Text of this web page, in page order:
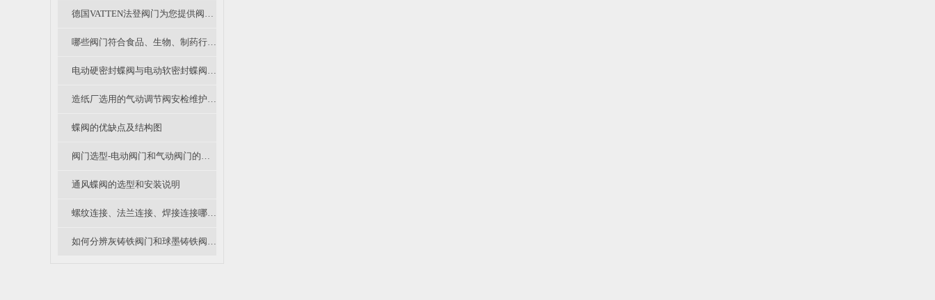
德国VATTEN法登阀门为您提供阀门采购时的注意事项
哪些阀门符合食品、生物、制药行业中卫生级阀门的要求？
电动硬密封蝶阀与电动软密封蝶阀的区别在哪里？
造纸厂选用的气动调节阀安检维护要主要看那些地方？
蝶阀的优缺点及结构图
阀门选型-电动阀门和气动阀门的优缺点比较
通风蝶阀的选型和安装说明
螺纹连接、法兰连接、焊接连接哪种阀门连接形式是你的菜？
如何分辨灰铸铁阀门和球墨铸铁阀门？